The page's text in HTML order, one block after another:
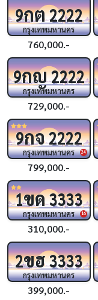
9กต2222
กรุงเทพมหานคร
760,000.-
9กญ2222
กรุงเทพมหานคร
729,000.-
24
9กจ2222
กรุงเทพมหานคร
799,000.-
16
1ขด3333
กรุงเทพมหานคร
310,000.-
2ขฮ3333
กรุงเทพมหานคร
399,000.-